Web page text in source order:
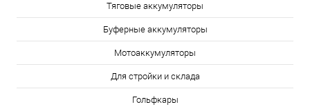
Тяговые аккумуляторы
Буферные аккумуляторы
Мотоаккумуляторы
Для стройки и склада
Гольфкары